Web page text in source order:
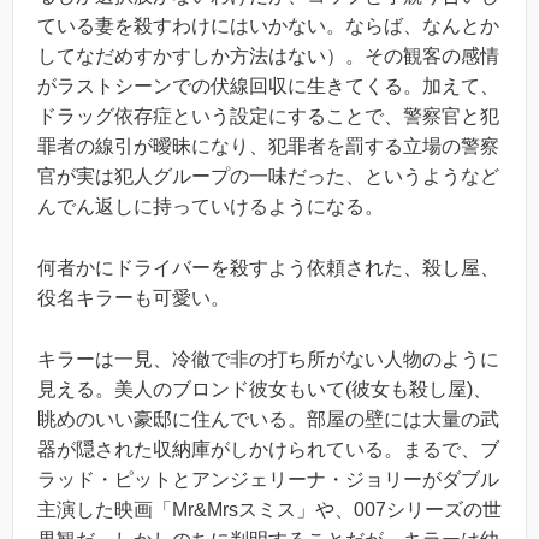
ている妻を殺すわけにはいかない。ならば、なんとか
してなだめすかすしか方法はない）。その観客の感情
がラストシーンでの伏線回収に生きてくる。加えて、
ドラッグ依存症という設定にすることで、警察官と犯
罪者の線引が曖昧になり、犯罪者を罰する立場の警察
官が実は犯人グループの一味だった、というようなど
んでん返しに持っていけるようになる。
何者かにドライバーを殺すよう依頼された、殺し屋、
役名キラーも可愛い。
キラーは一見、冷徹で非の打ち所がない人物のように
見える。美人のブロンド彼女もいて(彼女も殺し屋)、
眺めのいい豪邸に住んでいる。部屋の壁には大量の武
器が隠された収納庫がしかけられている。まるで、ブ
ラッド・ピットとアンジェリーナ・ジョリーがダブル
主演した映画「Mr&Mrsスミス」や、007シリーズの世